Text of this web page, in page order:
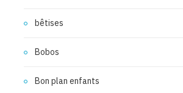
bêtises
Bobos
Bon plan enfants